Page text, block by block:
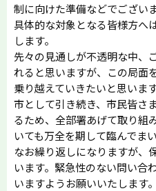
制に向けた準備などでございま
具体的な対象となる皆様方へ
します。
先々の見通しが不透明な中、
れると思いますが、この局面
乗り越えていきたいと思います
市として引き続き、市民皆さ
るため、全部署あげて取り組
いても万全を期して臨んでまい
なお繰り返しになりますが、
います。緊急性のない問い合
いますようお願いいたします。